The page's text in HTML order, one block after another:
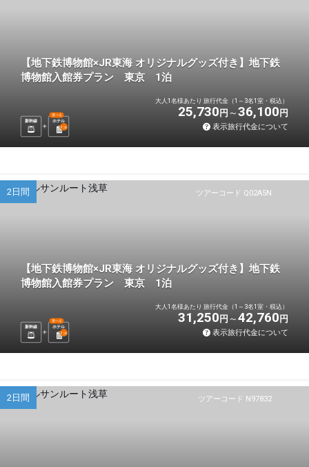
【地下鉄博物館×JR東海 オリジナルグッズ付き】地下鉄
博物館入館券プラン 東京 1泊
新幹線 ホテル
選べる
1 泊
大人1名様あたり 旅行代金（1～3名1室・税込）
25,730 円 36,100 円
表示旅行代金について
ツアーコード Q02A5N
2日間
【地下鉄博物館×JR東海 オリジナルグッズ付き】地下鉄
博物館入館券プラン 東京 1泊
新幹線 ホテル
選べる
1 泊
大人1名様あたり 旅行代金（1～3名1室・税込）
31,250 円 42,760 円
表示旅行代金について
ツアーコード N97832
2日間